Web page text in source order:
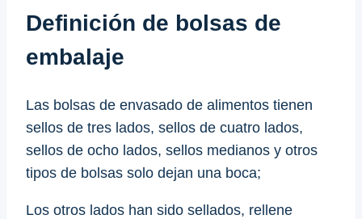
Definición de bolsas de
embalaje
Las bolsas de envasado de alimentos tienen
sellos de tres lados, sellos de cuatro lados,
sellos de ocho lados, sellos medianos y otros
tipos de bolsas solo dejan una boca;
Los otros lados han sido sellados, rellene